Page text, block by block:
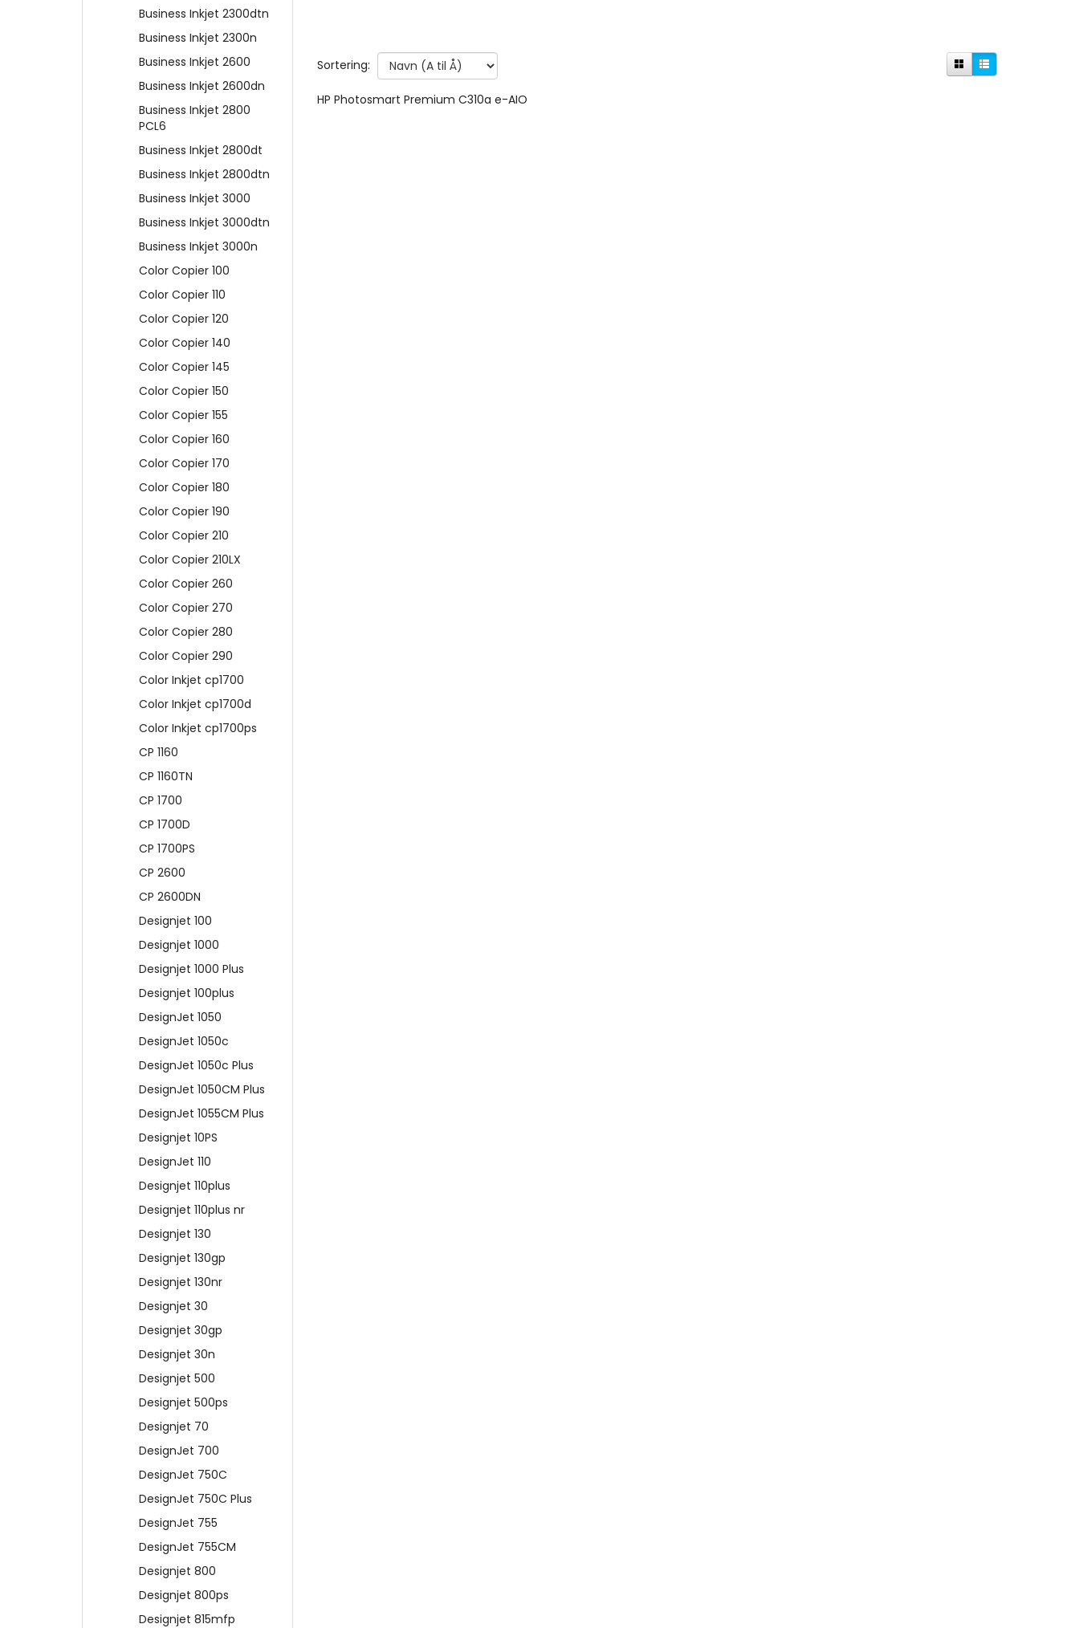
Business Inkjet 2300dtn
Business Inkjet 2300n
Business Inkjet 2600
Business Inkjet 2600dn
Business Inkjet 2800
PCL6
Business Inkjet 2800dt
Business Inkjet 2800dtn
Business Inkjet 3000
Business Inkjet 3000dtn
Business Inkjet 3000n
Color Copier 100
Color Copier 110
Color Copier 120
Color Copier 140
Color Copier 145
Color Copier 150
Color Copier 155
Color Copier 160
Color Copier 170
Color Copier 180
Color Copier 190
Color Copier 210
Color Copier 210LX
Color Copier 260
Color Copier 270
Color Copier 280
Color Copier 290
Color Inkjet cp1700
Color Inkjet cp1700d
Color Inkjet cp1700ps
CP 1160
CP 1160TN
CP 1700
CP 1700D
CP 1700PS
CP 2600
CP 2600DN
Designjet 100
Designjet 1000
Designjet 1000 Plus
Designjet 100plus
DesignJet 1050
DesignJet 1050c
DesignJet 1050c Plus
DesignJet 1050CM Plus
DesignJet 1055CM Plus
Designjet 10PS
DesignJet 110
Designjet 110plus
Designjet 110plus nr
Designjet 130
Designjet 130gp
Designjet 130nr
Designjet 30
Designjet 30gp
Designjet 30n
Designjet 500
Designjet 500ps
Designjet 70
DesignJet 700
DesignJet 750C
DesignJet 750C Plus
DesignJet 755
DesignJet 755CM
Designjet 800
Designjet 800ps
Designjet 815mfp
Sortering:
HP Photosmart Premium C310a e-AIO